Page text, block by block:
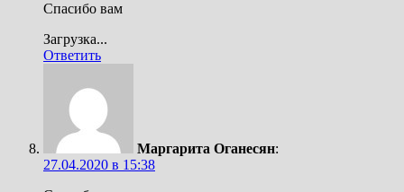
Спасибо вам
Загрузка...
Ответить
Маргарита Оганесян:
27.04.2020 в 15:38